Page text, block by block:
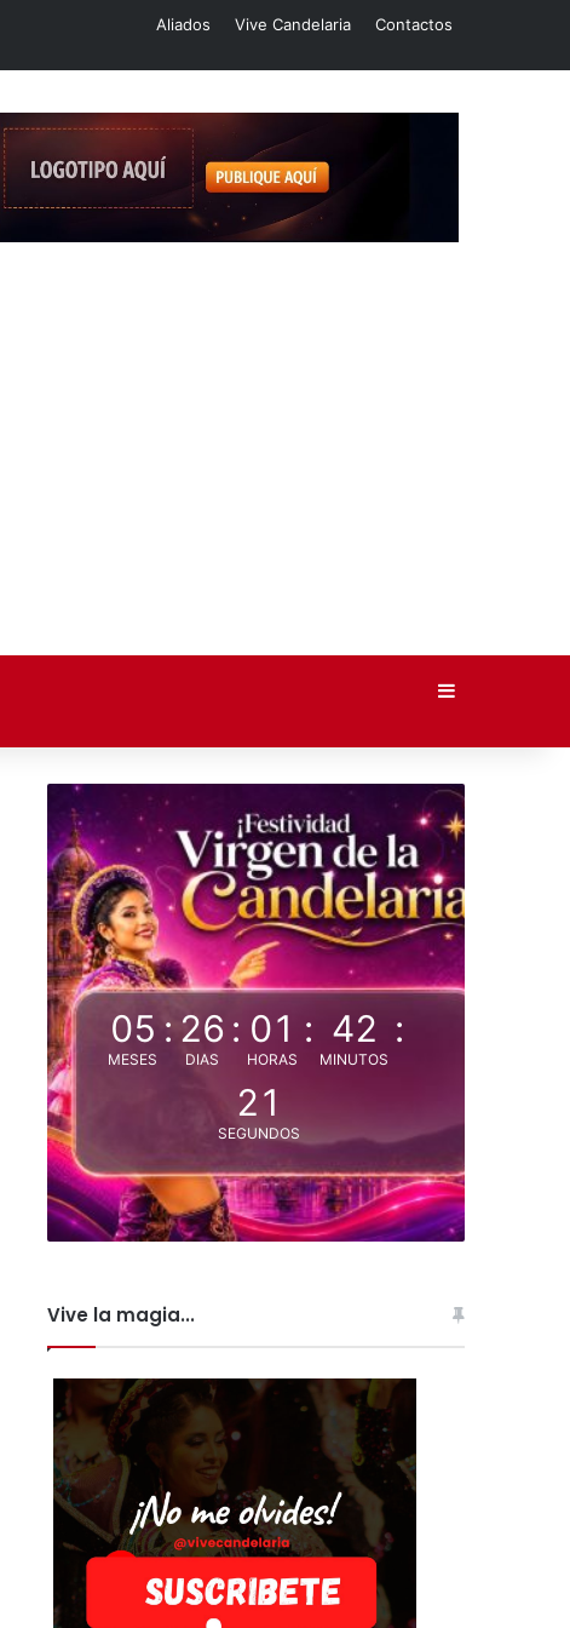
Aliados Vive Candelaria Contactos
05
MESES
: 26
DIAS
: 01
HORAS
: 42
MINUTOS
:
20
SEGUNDOS
Vive la magia...